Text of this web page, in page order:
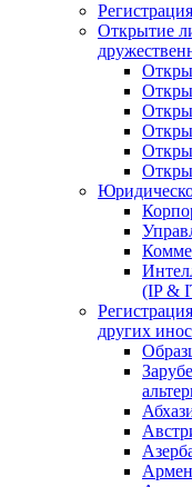
Открытие
(IP &
других